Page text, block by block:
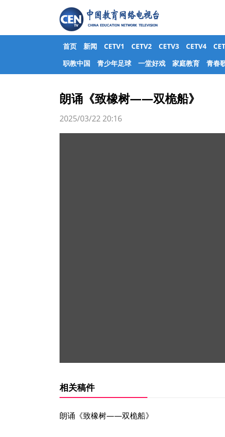
首页 新闻 CETV1 CETV2 CETV3 CETV4
职教中国
青少年足球 一堂好戏 家庭教育 青春
朗诵《致橡树——双桅船》
2025/03/22 20:16
相关稿件
朗诵《致橡树——双桅船》